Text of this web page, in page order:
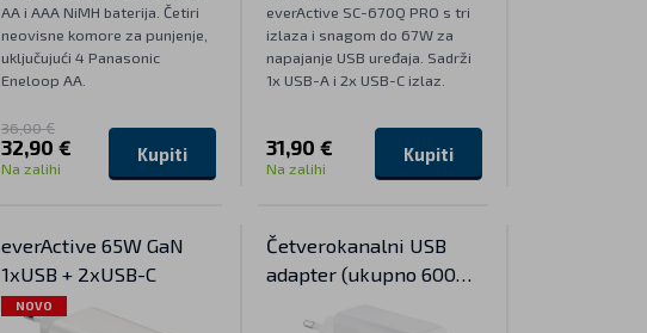
AA i AAA NiMH baterija. Četiri
neovisne komore za punjenje,
uključujući 4 Panasonic
Eneloop AA.
36,00 €
32,90 €
Na zalihi
Kupiti
everActive SC-670Q PRO s tri
izlaza i snagom do 67W za
napajanje USB uređaja. Sadrži
1x USB-A i 2x USB-C izlaz.
31,90 €
Na zalihi
Kupiti
everActive 65W GaN
1xUSB + 2xUSB-C
NOVO
Četverokanalni USB
adapter (ukupno 6000